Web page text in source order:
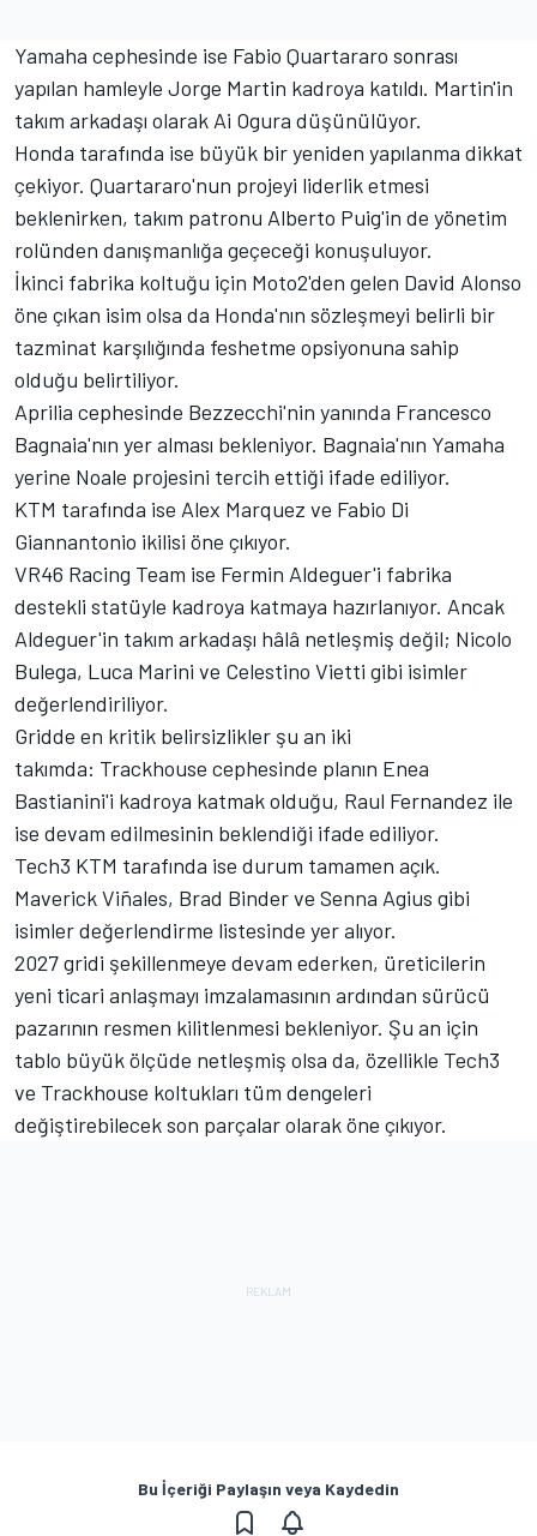
Yamaha cephesinde ise Fabio Quartararo sonrası
yapılan hamleyle Jorge Martin kadroya katıldı. Martin'in
takım arkadaşı olarak Ai Ogura düşünülüyor.
Honda tarafında ise büyük bir yeniden yapılanma dikkat
çekiyor. Quartararo'nun projeyi liderlik etmesi
beklenirken, takım patronu Alberto Puig'in de yönetim
rolünden danışmanlığa geçeceği konuşuluyor.
İkinci fabrika koltuğu için Moto2'den gelen David Alonso
öne çıkan isim olsa da Honda'nın sözleşmeyi belirli bir
tazminat karşılığında feshetme opsiyonuna sahip
olduğu belirtiliyor.
Aprilia cephesinde Bezzecchi'nin yanında Francesco
Bagnaia'nın yer alması bekleniyor. Bagnaia'nın Yamaha
yerine Noale projesini tercih ettiği ifade ediliyor.
KTM tarafında ise Alex Marquez ve Fabio Di
Giannantonio ikilisi öne çıkıyor.
VR46 Racing Team ise Fermin Aldeguer'i fabrika
destekli statüyle kadroya katmaya hazırlanıyor. Ancak
Aldeguer'in takım arkadaşı hâlâ netleşmiş değil; Nicolo
Bulega, Luca Marini ve Celestino Vietti gibi isimler
değerlendiriliyor.
Gridde en kritik belirsizlikler şu an iki
takımda: Trackhouse cephesinde planın Enea
Bastianini'i kadroya katmak olduğu, Raul Fernandez ile
ise devam edilmesinin beklendiği ifade ediliyor.
Tech3 KTM tarafında ise durum tamamen açık.
Maverick Viñales, Brad Binder ve Senna Agius gibi
isimler değerlendirme listesinde yer alıyor.
2027 gridi şekillenmeye devam ederken, üreticilerin
yeni ticari anlaşmayı imzalamasının ardından sürücü
pazarının resmen kilitlenmesi bekleniyor. Şu an için
tablo büyük ölçüde netleşmiş olsa da, özellikle Tech3
ve Trackhouse koltukları tüm dengeleri
değiştirebilecek son parçalar olarak öne çıkıyor.
Bu İçeriği Paylaşın veya Kaydedin